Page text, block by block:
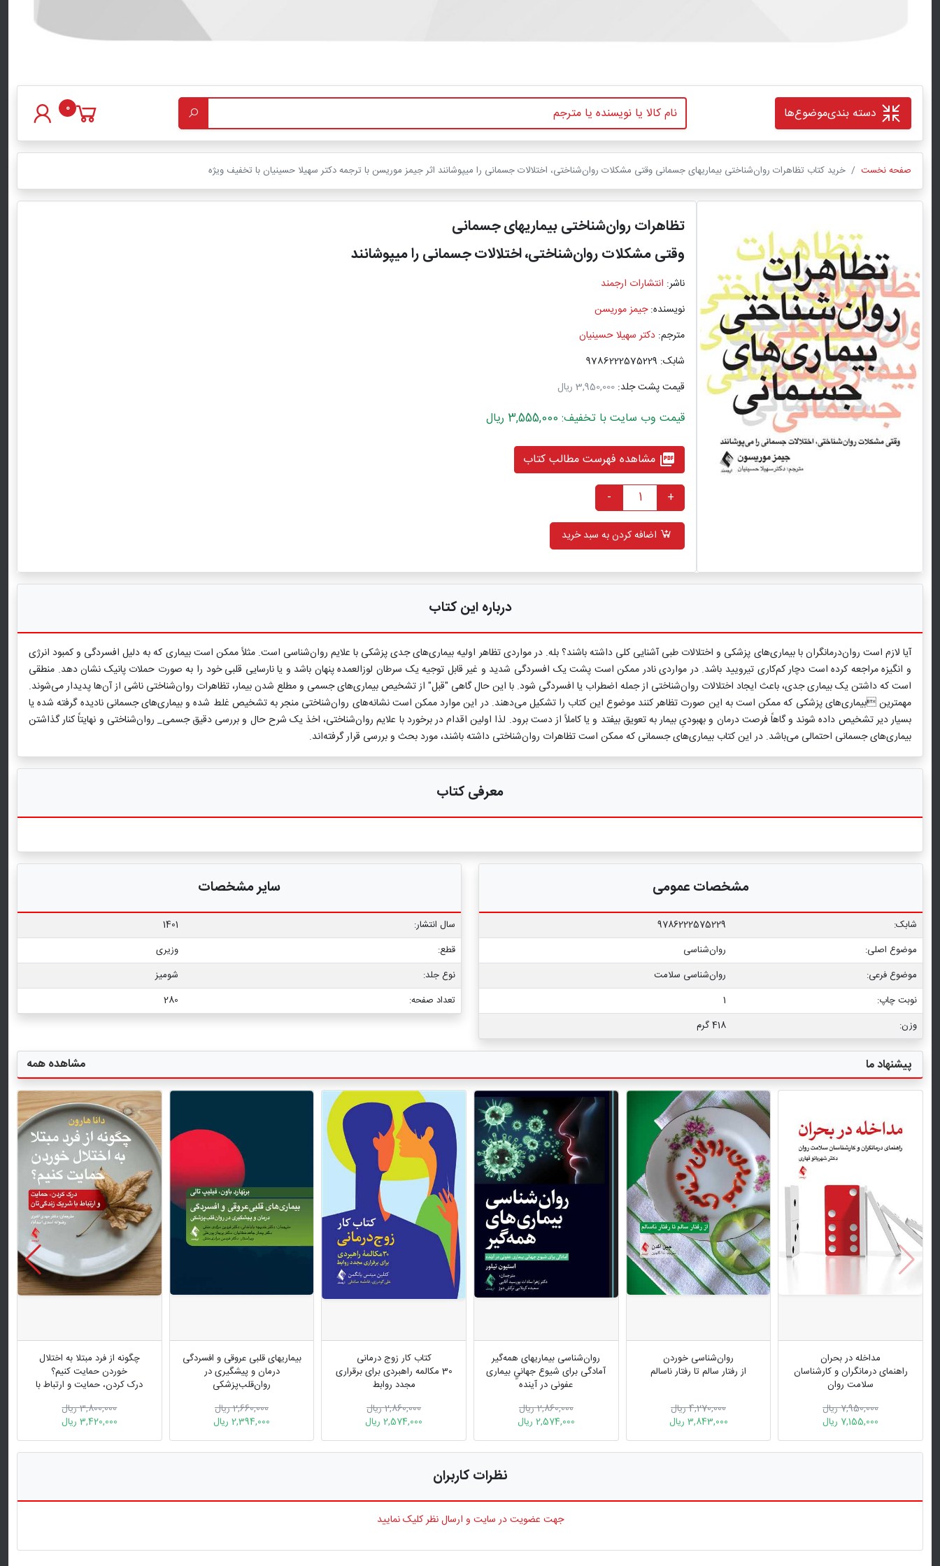
دسته بندیموضوع‌ها 0
صفحه نخست خرید کتاب تظاهرات روان‌شناختی بیماریهای جسمانی وقتی مشکلات روان‌شناختی، اختلالات جسمانی را میپوشانند اثر جیمز موریسن با ترجمه دکتر سهیلا حسینیان با تخفیف ویژه
تظاهرات روان‌شناختی بیماریهای جسمانی
وقتی مشکلات روان‌شناختی، اختلالات جسمانی را میپوشانند
ناشر: انتشارات ارجمند
نویسنده:جیمز موریسن
مترجم: دکتر سهیلا حسینیان
شابک: 9786222575229
قیمت پشت جلد: 3,950,000 ریال
قیمت وب سایت با تخفیف: 3,555,000 ریال
picture_as_pdf مشاهده فهرست مطالب کتاب
+
-
اضافه کردن به سبد خرید
درباره این کتاب
آیا لازم است روان‌درمانگران با بیماری‌های پزشکی و اختلالات طبی آشنایی کلی داشته باشند؟ بله. در مواردی تظاهر اولیه بیماری‌های جدی پزشکی با علایم روان‌شناسی است. مثلاً ممکن است بیماری که به دلیل افسردگی و کمبود انرژی
و انگیزه مراجعه کرده است دچار کم‌کاری تیرویید باشد. در مواردی نادر ممکن است پشت یک افسردگی شدید و غیر قابل توجیه یک سرطان لوزالعمده پنهان باشد و یا نارسایی قلبی خود را به صورت حملات پانیک نشان دهد. منطقی
است که داشتن یک بیماری جدی، باعث ایجاد اختلالات روان‌شناختی از جمله اضطراب یا افسردگی شود. با این حال گاهی "قبل" از تشخیص بیماری‌های جسمی و مطلع شدن بیمار، تظاهرات روان‌شناختی ناشی از آن‌ها پدیدار می‌شوند.
مهمترین بیماری‌های پزشکی که ممکن است به این صورت تظاهر کنند موضوع این کتاب را تشکیل می‌دهند. در این موارد ممکن است نشانه‌های روان‌شناختی منجر به تشخیص غلط شده و بیماری‌های جسمانی نادیده گرفته شده یا
بسیار دیر تشخیص داده شوند و گاهاً فرصت درمان و بهبودیِ بیمار به تعویق بیفتد و یا کاملاً از دست برود. لذا اولین اقدام در برخورد با علایم روان‌شناختی، اخذ یک شرح حال و بررسی دقیق جسمی_ روان‌شناختی و نهایتاً کنار گذاشتن
بیماری‌های جسمانی احتمالی می‌باشد. در این کتاب بیماری‌های جسمانی که ممکن است تظاهرات روان‌شناختی داشته باشند، مورد بحث و بررسی قرار گرفته‌اند.
معرفی کتاب
مشخصات عمومی
شابک:
9786222575229
موضوع اصلی:
روان‌شناسی
موضوع فرعی:
روان‏‌شناسی سلامت
نوبت چاپ:
1
وزن:
418 گرم
سایر مشخصات
سال انتشار:
1401
قطع:
وزیری
نوع جلد:
شومیز
تعداد صفحه:
280
پیشنهاد ما مشاهده همه
مداخله در بحران
راهنمای درمانگران و کارشناسان
سلامت روان
7,950,000 ریال
7,155,000 ریال
روان‌شناسی خوردن
از رفتار سالم تا رفتار ناسالم
4,270,000 ریال
3,843,000 ریال
روان‌شناسی بیماریهای همه‌گیر
آمادگی برای شیوع جهانيِ بیماری
عفونی در آینده
2,860,000 ریال
2,574,000 ریال
کتاب کار زوج درمانی
30 مکالمه راهبردی برای برقراری
مجدد روابط
2,860,000 ریال
2,574,000 ریال
بیماریهای قلبی عروقی و افسردگی
درمان و پیشگیری در
روان‌قلب‌پزشکی
2,660,000 ریال
2,394,000 ریال
چگونه از فرد مبتلا به اختلال
خوردن حمایت کنیم؟
درک کردن، حمایت و ارتباط با
3,800,000 ریال
3,420,000 ریال
نظرات کاربران
جهت عضویت در سایت و ارسال نظر کلیک نمایید